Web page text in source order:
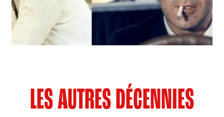
LES AUTRES DÉCENNIES